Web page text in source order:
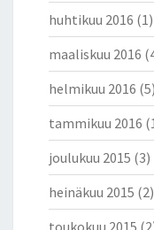
huhtikuu 2016 (1)
maaliskuu 2016
helmikuu 2016 (5)
tammikuu 2016
joulukuu 2015 (3)
heinäkuu 2015 (2)